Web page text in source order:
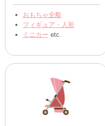
おもちゃ全般
フィギュア・人形
ミニカー etc.